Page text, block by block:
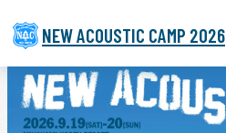
NEW ACOUSTIC CAMP 2026